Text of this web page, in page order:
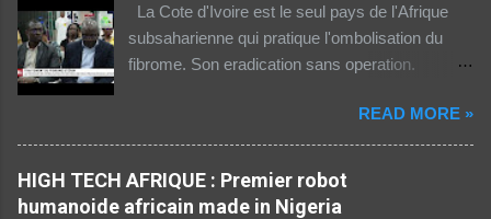
dans cette partie du monde, cette dernière est
celle où l'accès au web reste difficile –
notamment pour les femmes et les personnes
coûteux. Cinq faits pour appréhender le fossé
numérique en Afrique. La moitié des citadins
africains sont en ligne contre seulement 15% de
la population rurale. A l'échelle de la planète, les
La Cote d'Ivoire est le seul pays de l'Afrique
subsaharienne qui pratique l'ombolisation du
fibrome. Son eradication sans operation.
d'Ivoire. Elle a gueri pres de 300 femmes.
Suivez ceci. - 1TPE.com - Votre boutique de
produits digitaux Source life tv.
READ MORE »
HIGH TECH AFRIQUE : Premier robot
humanoide africain made in Nigeria